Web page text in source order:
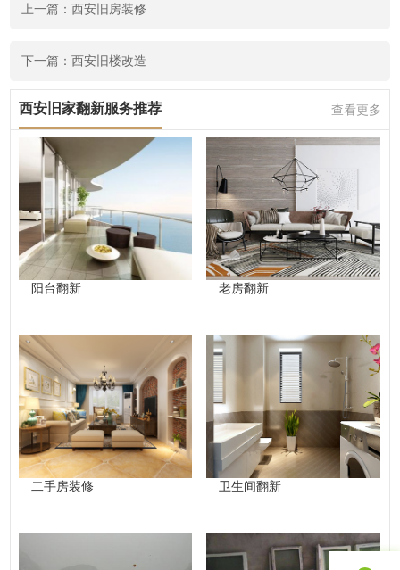
上一篇：西安旧房装修
下一篇：西安旧楼改造
西安旧家翻新服务推荐 查看更多
阳台翻新 老房翻新
二手房装修 卫生间翻新